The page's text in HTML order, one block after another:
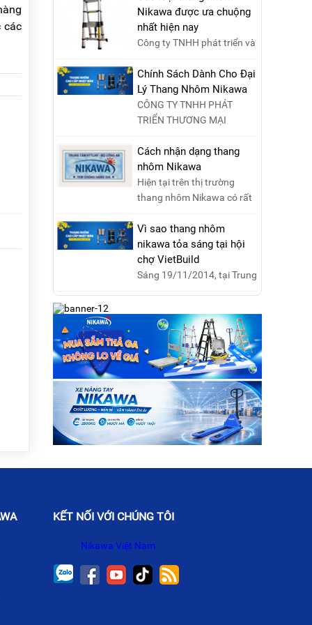
các
Nikawa được ưa chuộng
nhất hiện nay
Công ty TNHH phát triển và
thương mại Nikawa Việt
Nam xin kính chào quý
khách ! Hiện tại công t....
Chính Sách Dành Cho Đại
Lý Thang Nhôm Nikawa
CÔNG TY TNHH PHÁT
TRIỂN THƯƠNG MẠI
NIKAWA VIỆT NAM –
Nikawa Miền Bắc: Số 19,
Đường Trung ....
Cách nhận dạng thang
nhôm Nikawa
Hiện tại trên thị trường
thang nhôm Nikawa có rất
nhiều loại thang kém chất
lượng, lấy thương h....
Vì sao thang nhôm
nikawa tỏa sáng tại hội
chợ VietBuild
Sáng 19/11/2014, tại Trung
tâm Hội chợ Triển lãm Việt
khai mạc “Triể....
KẾT NỐI VỚI CHÚNG TÔI
Nikawa Việt Nam